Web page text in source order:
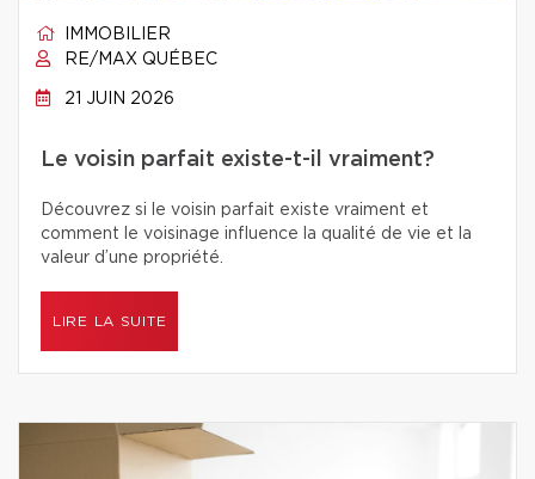
IMMOBILIER
RE/MAX QUÉBEC
21 JUIN 2026
Le voisin parfait existe-t-il vraiment?
Découvrez si le voisin parfait existe vraiment et
comment le voisinage influence la qualité de vie et la
valeur d’une propriété.
LIRE LA SUITE